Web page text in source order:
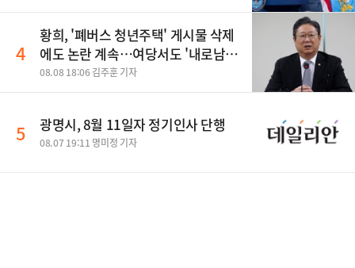
4
황희, '폐버스 청년주택' 게시물 삭제
에도 논란 계속…여당서도 '내로남
불' 비판
08.08 18:06 김주훈 기자
5 광명시, 8월 11일자 정기인사 단행
08.07 19:11 명미정 기자